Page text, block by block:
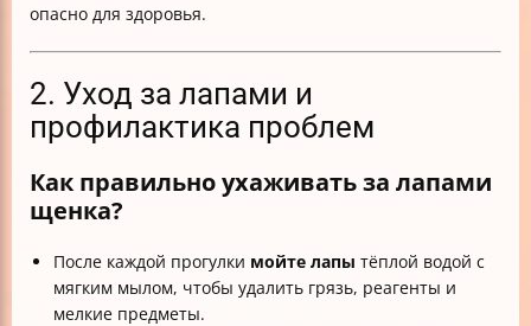
опасно для здоровья.
2. Уход за лапами и
профилактика проблем
Как правильно ухаживать за лапами
щенка?
После каждой прогулки мойте лапы тёплой водой с
мягким мылом, чтобы удалить грязь, реагенты и
мелкие предметы.